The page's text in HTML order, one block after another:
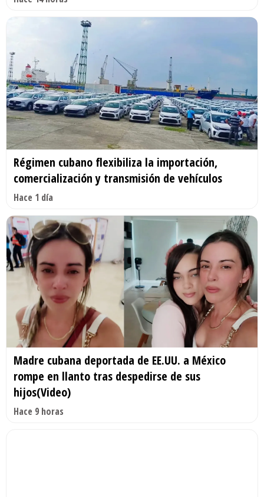
Régimen cubano flexibiliza la importación,
comercialización y transmisión de vehículos
Hace 1 día
Madre cubana deportada de EE.UU. a México
rompe en llanto tras despedirse de sus
hijos(Video)
Hace 9 horas